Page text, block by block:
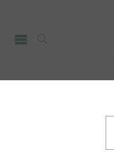
Χαρτικά-